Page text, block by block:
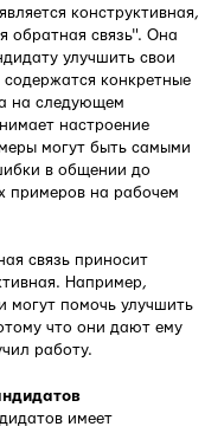
конструктивная,
обратная связь". Она
улучшить свои
конкретные
на следующем
настроение
могут быть самыми
в общении до
примеров на рабочем
связь приносит
Например,
могут помочь улучшить
что они дают ему
работу.
имеет